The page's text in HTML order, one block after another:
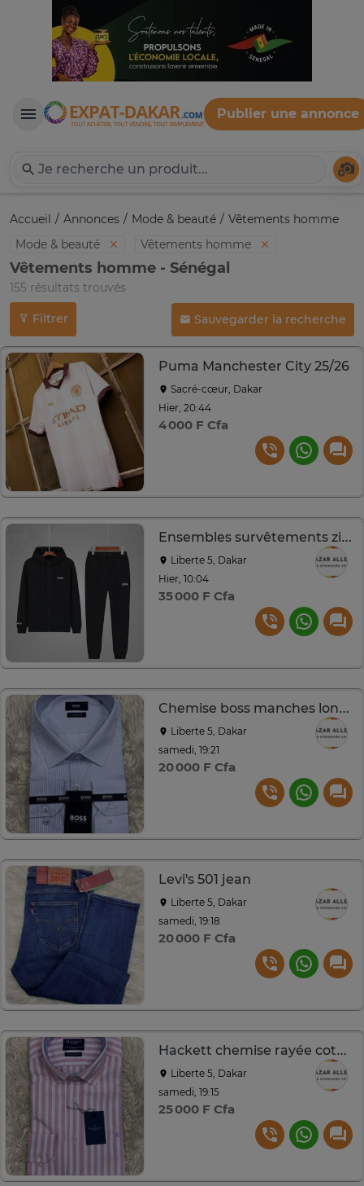
Expat-Dakar
Publier une annonce
Accueil Annonces Mode & beauté
Vêtements homme
Mode & beauté
Vêtements homme
Vêtements homme - Sénégal
155 résultats trouvés
Filtrer Sauvegarder la recherche
Puma Manchester City 25/26
Sacré-cœur, Dakar
Hier, 20:44
4 000 F Cfa
Ensembles survêtements zippé veste et pantalon
Liberte 5, Dakar
Hier, 10:04
35 000 F Cfa
Chemise boss manches longues
Liberte 5, Dakar
samedi, 19:21
20 000 F Cfa
Levi's 501 jean
Liberte 5, Dakar
samedi, 19:18
20 000 F Cfa
Hackett chemise rayée coton
Liberte 5, Dakar
samedi, 19:15
25 000 F Cfa